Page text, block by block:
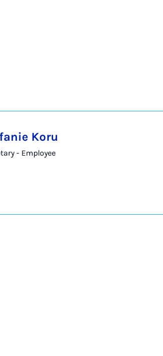
Koru
- Employee